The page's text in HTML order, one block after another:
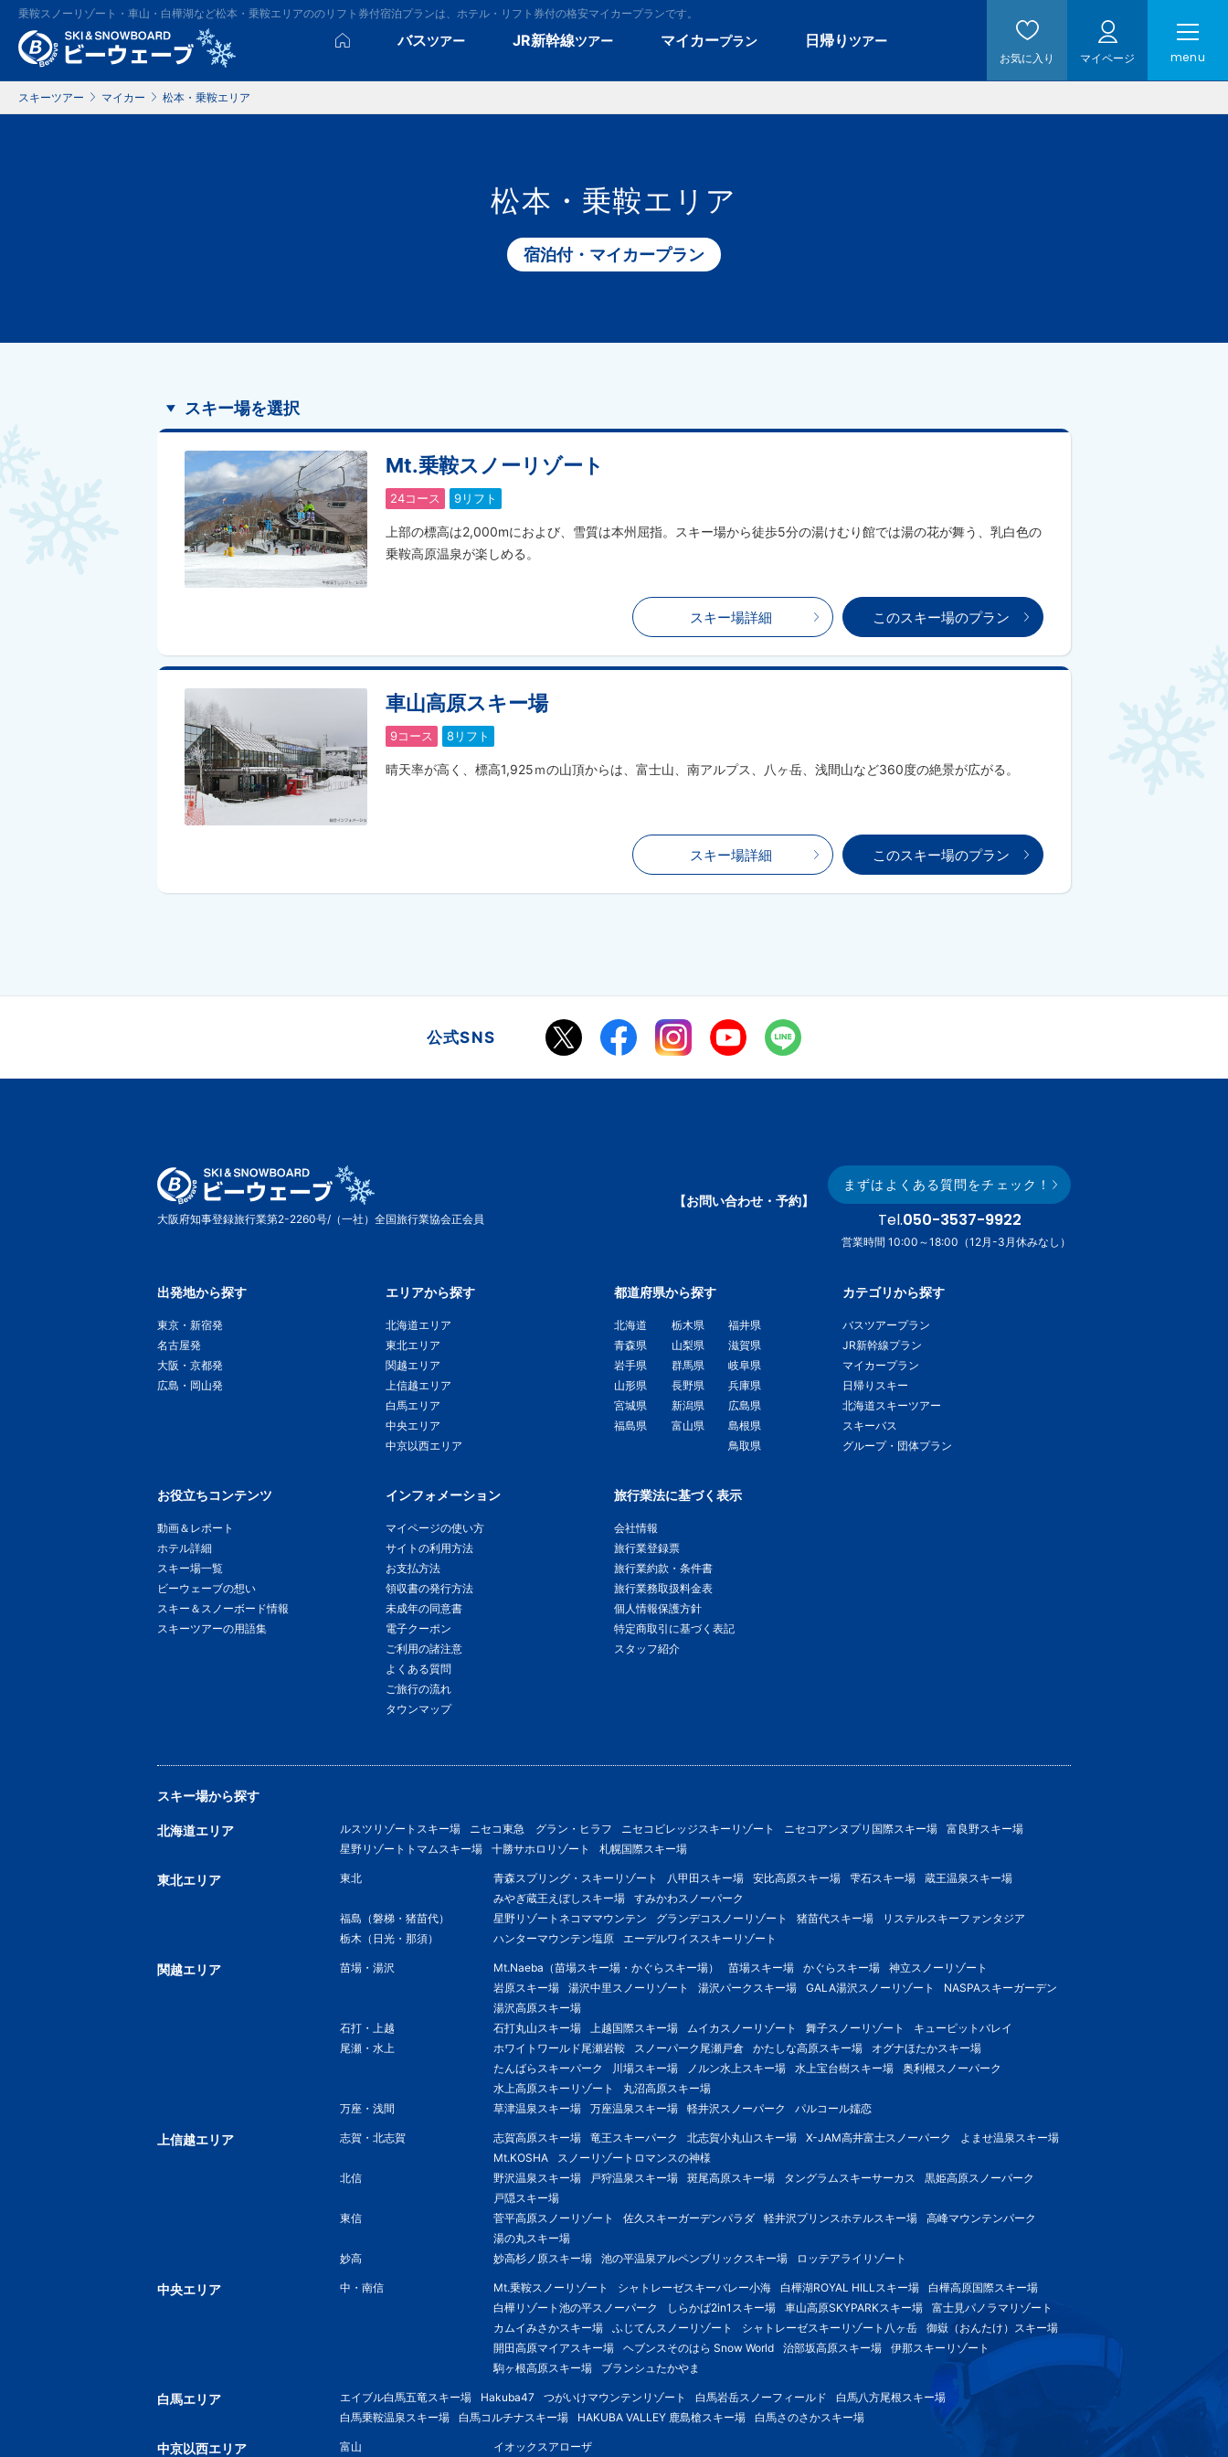
乗鞍スノーリゾート・車山・白樺湖など松本・乗鞍エリアののリフト券付宿泊プランは、ホテル・リフト券付の格安マイカープランです。
バスツアー JR新幹線ツアー マイカープラン 日帰り ツアー
お気に入り マイページ menu
スキーツアー マイカー 松本・乗鞍エリア
松本・乗鞍エリア
宿泊付・マイカープラン
スキー場を選択
Mt.乗鞍スノーリゾート
24コース 9リフト
上部の標高は2,000mにおよび、雪質は本州屈指。スキー場から徒歩5分の湯けむり館では湯の花が舞う、乳白色の
乗鞍高原温泉が楽しめる。
スキー場詳細 このスキー場のプラン
車山高原スキー場
9コース 8リフト
晴天率が高く、標高1,925ｍの山頂からは、富士山、南アルプス、八ヶ岳、浅間山など360度の絶景が広がる。
スキー場詳細 このスキー場のプラン
公式SNS
大阪府知事登録旅行業第2-2260号/（一社）全国旅行業協会正会員
【お問い合わせ・予約】
まずはよくある質問をチェック！
Tel.050-3537-9922
営業時間 10:00～18:00（12月-3月休みなし）
出発地から探す
東京・新宿発
名古屋発
大阪・京都発
広島・岡山発
エリアから探す
北海道エリア
東北エリア
関越エリア
上信越エリア
白馬エリア
中央エリア
中京以西エリア
都道府県から探す
北海道
青森県
岩手県
山形県
宮城県
福島県
栃木県
山梨県
群馬県
長野県
新潟県
富山県
福井県
滋賀県
岐阜県
兵庫県
広島県
島根県
鳥取県
カテゴリから探す
バスツアープラン
JR新幹線プラン
マイカープラン
日帰りスキー
北海道スキーツアー
スキーバス
グループ・団体プラン
お役立ちコンテンツ
動画＆レポート
ホテル詳細
スキー場一覧
ビーウェーブの想い
スキー＆スノーボード情報
スキーツアーの用語集
インフォメーション
マイページの使い方
サイトの利用方法
お支払方法
領収書の発行方法
未成年の同意書
電子クーポン
ご利用の諸注意
よくある質問
ご旅行の流れ
タウンマップ
旅行業法に基づく表示
会社情報
旅行業登録票
旅行業約款・条件書
旅行業務取扱料金表
個人情報保護方針
特定商取引に基づく表記
スタッフ紹介
スキー場から探す
北海道エリア ルスツリゾートスキー場 ニセコ東急 グラン・ヒラフ ニセコビレッジスキーリゾート ニセコアンヌプリ国際スキー場
富良野スキー場
星野リゾートトマムスキー場
十勝サホロリゾート 札幌国際スキー場
東北エリア 東北 青森スプリング・スキーリゾート 八甲田スキー場 安比高原スキー場 雫石スキー場
蔵王温泉スキー場
みやぎ蔵王えぼしスキー場
すみかわスノーパーク
福島（磐梯・猪苗代）
星野リゾートネコママウンテン グランデコスノーリゾート 猪苗代スキー場
リステルスキーファンタジア
栃木（日光・那須）
ハンターマウンテン塩原 エーデルワイススキーリゾート
関越エリア 苗場・湯沢 Mt.Naeba（苗場スキー場・かぐらスキー場） 苗場スキー場 かぐらスキー場
神立スノーリゾート
岩原スキー場
湯沢中里スノーリゾート 湯沢パークスキー場 GALA湯沢スノーリゾート
NASPAスキーガーデン
湯沢高原スキー場
石打・上越
石打丸山スキー場 上越国際スキー場 ムイカスノーリゾート 舞子スノーリゾート
キューピットバレイ
尾瀬・水上
ホワイトワールド尾瀬岩鞍 スノーパーク尾瀬戸倉 かたしな高原スキー場
オグナほたかスキー場
たんばらスキーパーク
川場スキー場 ノルン水上スキー場 水上宝台樹スキー場
奥利根スノーパーク
水上高原スキーリゾート
丸沼高原スキー場
万座・浅間
草津温泉スキー場 万座温泉スキー場 軽井沢スノーパーク パルコール嬬恋
上信越エリア 志賀・北志賀 志賀高原スキー場 竜王スキーパーク 北志賀小丸山スキー場 X-JAM高井富士スノーパーク
よませ温泉スキー場
Mt.KOSHA
スノーリゾートロマンスの神様
北信
野沢温泉スキー場 戸狩温泉スキー場 斑尾高原スキー場 タングラムスキーサーカス
黒姫高原スノーパーク
戸隠スキー場
東信
菅平高原スノーリゾート 佐久スキーガーデンパラダ 軽井沢プリンスホテルスキー場
高峰マウンテンパーク
湯の丸スキー場
妙高
妙高杉ノ原スキー場 池の平温泉アルペンブリックスキー場 ロッテアライリゾート
中央エリア 中・南信 Mt.乗鞍スノーリゾート シャトレーゼスキーバレー小海 白樺湖ROYAL HILLスキー場
白樺高原国際スキー場
白樺リゾート池の平スノーパーク
しらかば2in1スキー場 車山高原SKYPARKスキー場
富士見パノラマリゾート
カムイみさかスキー場
ふじてんスノーリゾート シャトレーゼスキーリゾート八ヶ岳
御嶽（おんたけ）スキー場
開田高原マイアスキー場
ヘブンスそのはら Snow World 治部坂高原スキー場
伊那スキーリゾート
駒ヶ根高原スキー場
ブランシュたかやま
白馬エリア エイブル白馬五竜スキー場 Hakuba47 つがいけマウンテンリゾート 白馬岩岳スノーフィールド
白馬八方尾根スキー場
白馬乗鞍温泉スキー場
白馬コルチナスキー場 HAKUBA VALLEY 鹿島槍スキー場 白馬さのさかスキー場
中京以西エリア 富山 イオックスアローザ